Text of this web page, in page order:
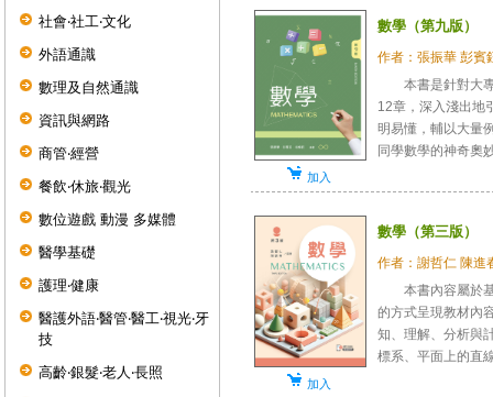
社會‧社工‧文化
外語通識
數理及自然通識
資訊與網路
商管‧經營
餐飲‧休旅‧觀光
數位遊戲 動漫 多媒體
醫學基礎
護理‧健康
醫護外語‧醫管‧醫工‧視光‧牙
技
高齡‧銀髮‧老人‧長照
數學（第九版）
作者：張振華 彭賓
本書是針對大專
12章，深入淺出
明易懂，輔以大量
同學數學的神奇奧
加入
數學（第三版）
作者：謝哲仁 陳進
本書內容屬於基
的方式呈現教材內
知、理解、分析
標系、平面上的直
加入